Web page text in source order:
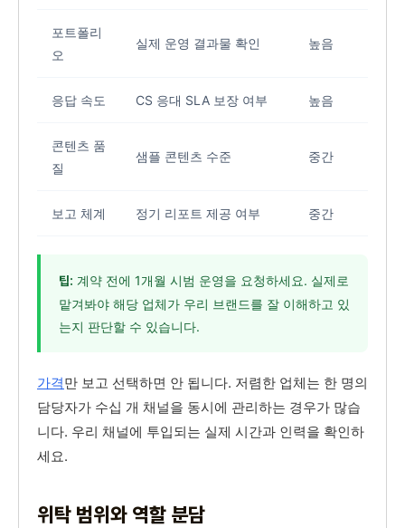
포트폴리
오
실제 운영 결과물 확인 높음
응답 속도 CS 응대 SLA 보장 여부 높음
콘텐츠 품
질
샘플 콘텐츠 수준 중간
보고 체계 정기 리포트 제공 여부 중간
팁: 계약 전에 1개월 시범 운영을 요청하세요. 실제로
맡겨봐야 해당 업체가 우리 브랜드를 잘 이해하고 있
는지 판단할 수 있습니다.
가격만 보고 선택하면 안 됩니다. 저렴한 업체는 한 명의
담당자가 수십 개 채널을 동시에 관리하는 경우가 많습
니다. 우리 채널에 투입되는 실제 시간과 인력을 확인하
세요.
위탁 범위와 역할 분담